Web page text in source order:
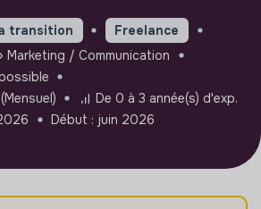
transition
Freelance
Marketing / Communication
De 0 à 3 année(s) d'exp.
Début : juin 2026